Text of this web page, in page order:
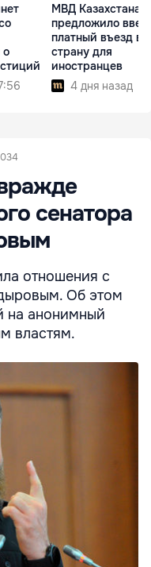
о
МВД Казахстана
предложило
платный въезд в
страну для
иностранцев
4 дня назад
сенатора
отношения с
Об этом
на анонимный
властям.